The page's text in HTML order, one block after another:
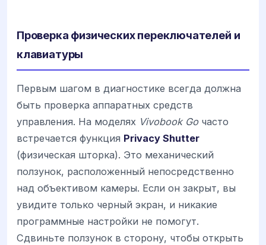
Проверка физических переключателей и
клавиатуры
Первым шагом в диагностике всегда должна
быть проверка аппаратных средств
управления. На моделях Vivobook Goчасто
встречается функция Privacy Shutter
(физическая шторка). Это механический
ползунок, расположенный непосредственно
над объективом камеры. Если он закрыт, вы
увидите только черный экран, и никакие
программные настройки не помогут.
Сдвиньте ползунок в сторону, чтобы открыть